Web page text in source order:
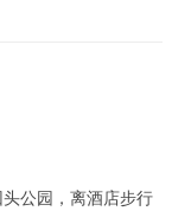
公园，离酒店步行